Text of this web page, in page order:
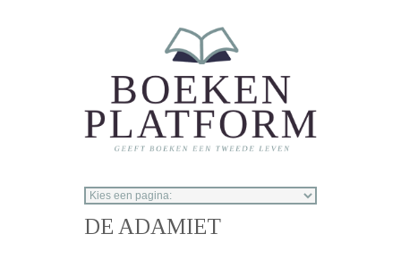
DE ADAMIET